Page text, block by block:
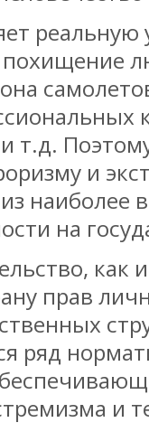
реальную
т.д.
и
наиболее
на
как
прав
ряд
и